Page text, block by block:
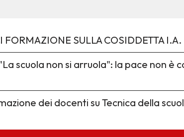
FORMAZIONE SULLA COSIDDETTA I.A.
scuola non si arruola": la pace non
dei docenti su Tecnica della